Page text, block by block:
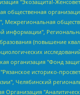
фонд социальных проектов "Новое время", "Idel.Реалии", Кавказ.Реалии, Крым.Реалии, Телеканал Настоящее Время, Татаро-башкирская служба Радио Свобода (Azatliq Radiosi), Радио Свободная Европа/Радио Свобода (PCE/PC), "Сибирь.Реалии", "Фактограф", Благотворительный фонд помощи осужденным и их семьям, Автономная некоммерческая организация "Институт глобализации и социальных движений", Фонд "В защиту прав заключенных", Частное учреждение "Центр поддержки и содействия развитию средств массовой информации", Пензенский региональный общественный благотворительный фонд "Гражданский союз", "Север.Реалии", Некоммерческая организация Фонд "Правовая инициатива", Общество с ограниченной ответственностью "Радио Свободная Европа/Радио Свобода", Чешское информационное агентство "MEDIUM-ORIENT", Красноярская региональная общественная организация "Мы против СПИДа", Камалягин Денис Николаевич, Маркелов Сергей Евгеньевич, Пономарев Лев Александрович, Савицкая Людмила Алексеевна, Автономная некоммерческая организация "Центр по работе с проблемой насилия "НАСИЛИЮ.НЕТ", Межрегиональный профессиональный союз